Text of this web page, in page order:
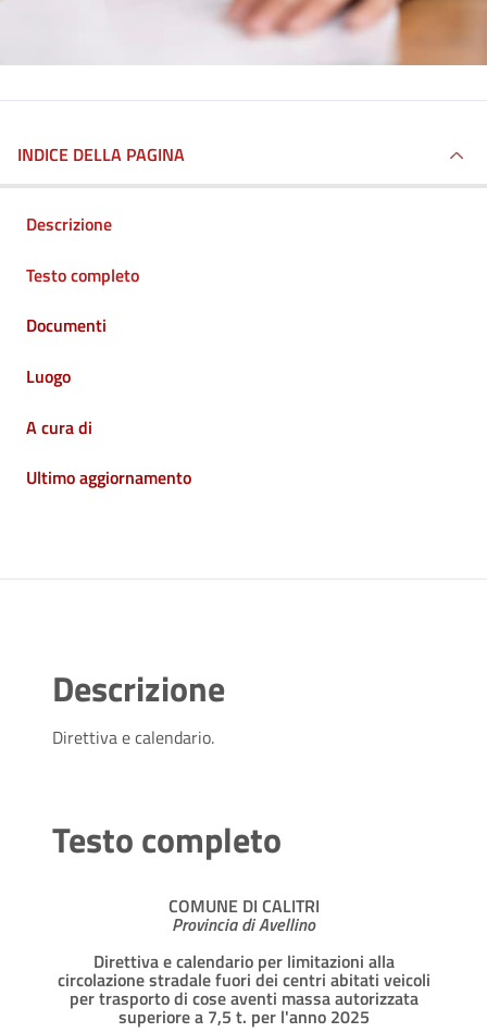
INDICE DELLA PAGINA
Descrizione
Testo completo
Documenti
Luogo
A cura di
Ultimo aggiornamento
Descrizione
Direttiva e calendario.
Testo completo
COMUNE DI CALITRI
Provincia di Avellino
Direttiva e calendario per limitazioni alla
circolazione stradale fuori dei centri abitati veicoli
per trasporto di cose aventi massa autorizzata
superiore a 7,5 t. per l'anno 2025